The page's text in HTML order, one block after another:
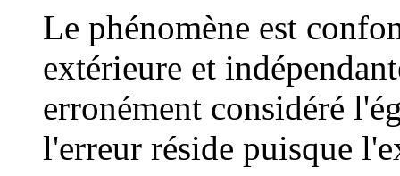
Le phénomène est
extérieure et
erronément considéré
l'erreur réside puisque